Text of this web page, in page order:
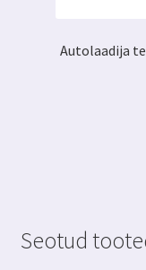
Autolaadija
Seotud